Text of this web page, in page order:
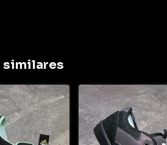
similares